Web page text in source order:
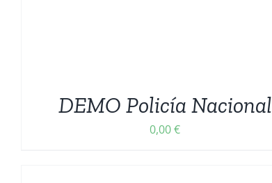
DEMO Policía Nacional
0,00€